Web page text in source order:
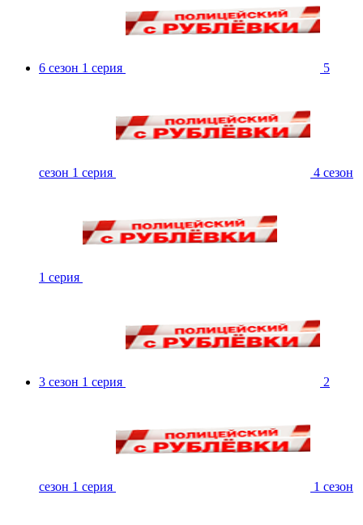
6 сезон 1 серия 5
сезон 1 серия 4 сезон
1 серия
3 сезон 1 серия 2
сезон 1 серия 1 сезон